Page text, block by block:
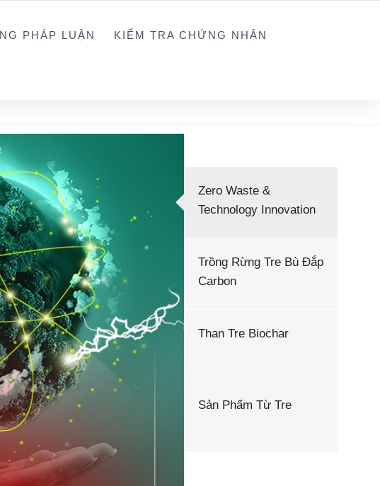
PHÁP LUẬN KIỂM TRA CHỨNG NHẬN
Zero Waste &
Technology Innovation
Trồng Rừng Tre Bù Đắp
Carbon
Than Tre Biochar
Sản Phẩm Từ Tre